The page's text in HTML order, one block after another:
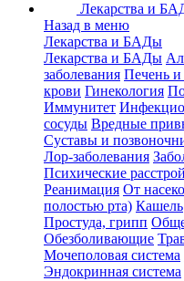
Лекарства и
Назад в меню
Лекарства и БАДы
Лекарства и БАДы
заболевания Печень
крови Гинекология
Иммунитет
сосуды Вредные
Суставы и
Лор-заболевания
Психические
Реанимация От
полостью рта) Кашель
Простуда, грипп
Обезболивающие
Мочеполовая система
Эндокринная система